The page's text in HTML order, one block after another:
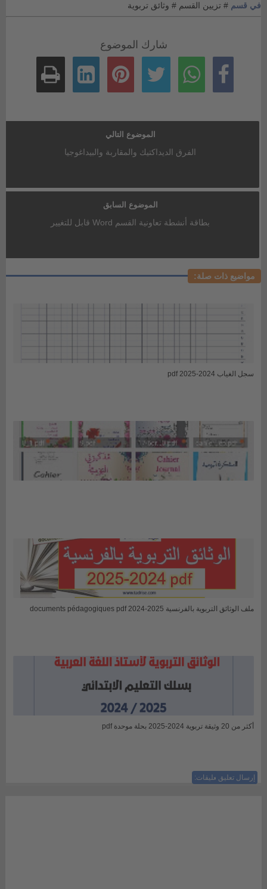
في قسم # تزيين القسم # وثائق تربوية
شارك الموضوع
الموضوع التالي
الفرق الديداكتيك والمقاربة والبيداغوجيا
الموضوع السابق
بطاقة أنشطة تعاونية القسم Word قابل للتغيير
مواضيع ذات صلة:
سجل الغياب 2024-2025 pdf
ملف الوثائق التربوية بالفرنسية 2025-2024 documents pédagogiques pdf
أكثر من 20 وثيقة تربوية 2024-2025 بحلة موحدة pdf
ليست هناك تعليقات:
إرسال تعليق